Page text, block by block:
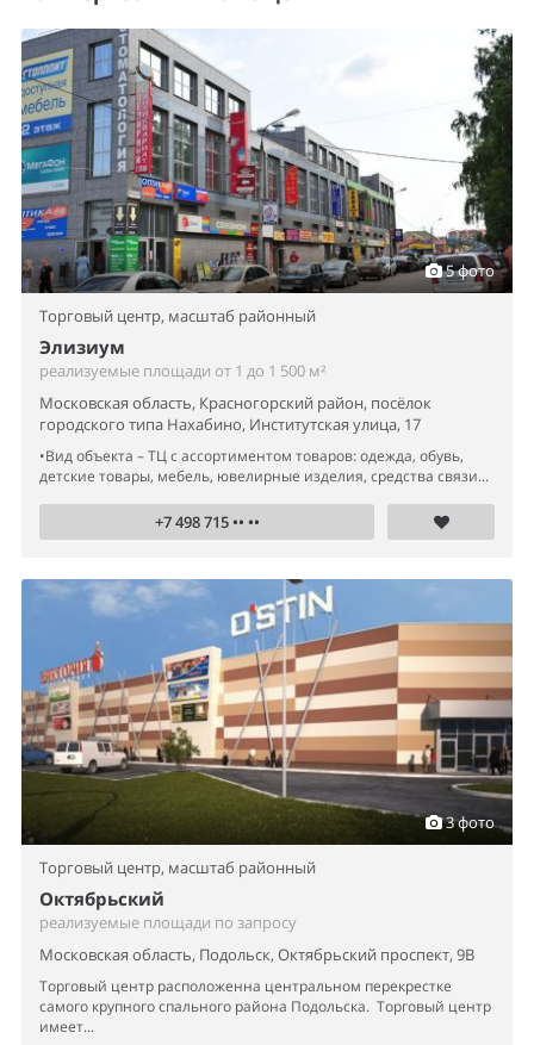
5 фото
Торговый центр, масштаб районный
Элизиум
реализуемые площади от 1 до 1 500 м²
Московская область, Красногорский район, посёлок
городского типа Нахабино, Институтская улица, 17
•Вид объекта – ТЦ с ассортиментом товаров: одежда, обувь,
детские товары, мебель, ювелирные изделия, средства связи...
+7 498 715 •• ••
3 фото
Торговый центр, масштаб районный
Октябрьский
реализуемые площади по запросу
Московская область, Подольск, Октябрьский проспект, 9В
Торговый центр расположенна центральном перекрестке
самого крупного спального района Подольска. Торговый центр
имеет...